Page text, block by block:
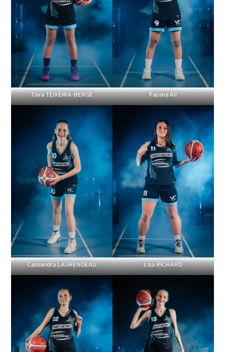
Tiara TEIXEIRA-BERGE Fatima Ali
Cassandra LAURENDEAU Lisa RICHARD